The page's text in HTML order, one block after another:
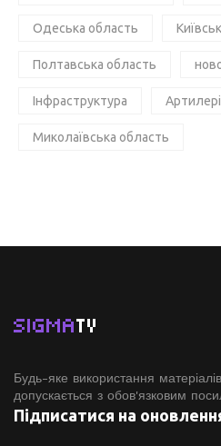
Одеська область
Полтавська область
Інфраструктура
Миколаївська область
SIGMATV
Будь-яке використання
допускається з обов'язковим
Підписатися на